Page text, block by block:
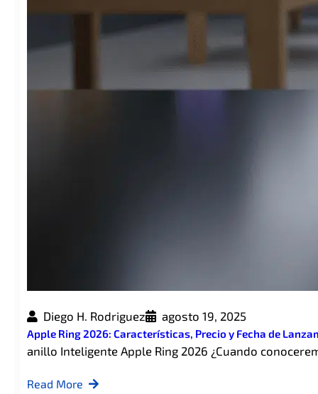
Diego H. Rodriguez agosto 19, 2025
Apple Ring 2026: Características, Precio y Fecha de
anillo Inteligente Apple Ring 2026 ¿Cuando
Read More